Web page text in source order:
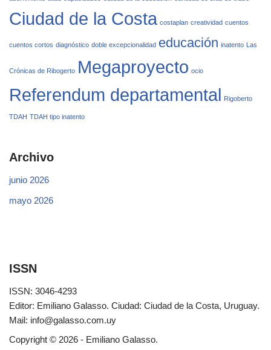
Ciudad de la Costa costaplan creatividad cuentos
cuentos cortos diagnóstico doble excepcionalidad educación inatento Las
Crónicas de Ribogerto Megaproyecto ocio
Referendum departamental Rigoberto
TDAH TDAH tipo inatento
Archivo
junio 2026
mayo 2026
ISSN
ISSN: 3046-4293
Editor: Emiliano Galasso. Ciudad: Ciudad de la Costa, Uruguay.
Mail: info@galasso.com.uy
Copyright © 2026 - Emiliano Galasso.